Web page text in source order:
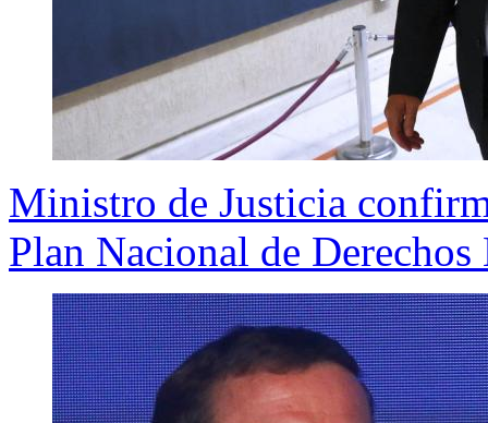
Ministro de Justicia
Plan Nacional de Derechos